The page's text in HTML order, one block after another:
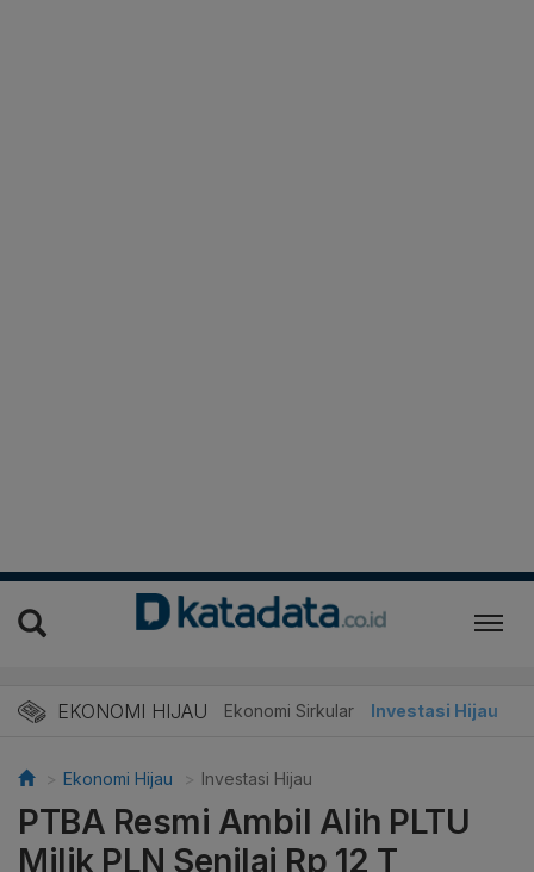
EKONOMI HIJAU
Energi Baru Ekonomi Sirkular Investasi Hijau
Ekonomi Hijau Investasi Hijau
PTBA Resmi Ambil Alih PLTU
Milik PLN Senilai Rp 12 T